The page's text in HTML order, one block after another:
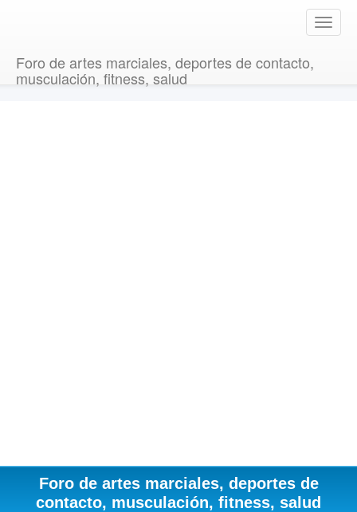
T
o
Foro de artes marciales, deportes de contacto,
musculación, fitness, salud
Foro de artes marciales, deportes de
contacto, musculación, fitness, salud